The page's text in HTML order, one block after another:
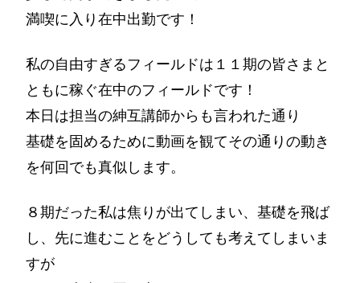
満喫に入り在中出勤です！
私の自由すぎるフィールドは１１期の皆さまと
ともに稼ぐ在中のフィールドです！
本日は担当の紳互講師からも言われた通り
基礎を固めるために動画を観てその通りの動き
を何回でも真似します。
８期だった私は焦りが出てしまい、基礎を飛ば
し、先に進むことをどうしても考えてしまいま
すが